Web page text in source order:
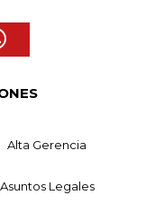
Alta Gerencia
Asuntos Legales